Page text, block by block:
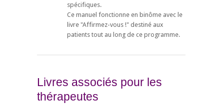
spécifiques.
Ce manuel fonctionne en binôme avec le
livre "Affirmez-vous !" destiné aux
patients tout au long de ce programme.
Livres associés pour les
thérapeutes